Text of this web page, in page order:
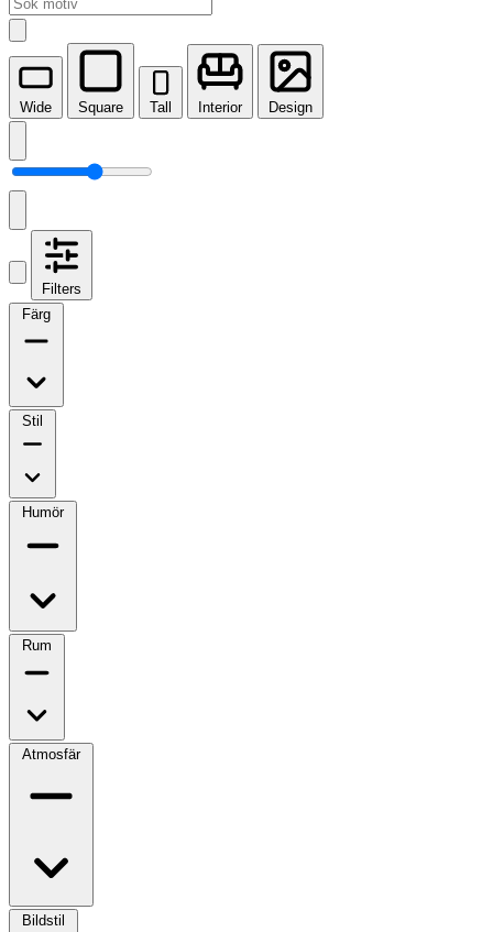
Wide Square Tall Interior Design
Filters
Färg
Stil
Humör
Rum
Atmosfär
Bildstil